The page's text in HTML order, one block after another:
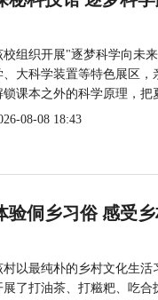
校组织开展"逐梦科学向未
、大科学装置等特色展区
锁课本之外的科学原理，
08-08 18:43
验侗乡习俗 感受
村以最纯朴的乡村文化生
展了打油茶、打糍粑、吃